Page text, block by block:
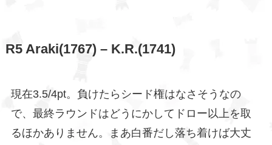
R5 Araki(1767) – K.R.(1741)
現在3.5/4pt。負けたらシード権はなさそうなの
で、最終ラウンドはどうにかしてドロー以上を取
るほかありません。まあ白番だし落ち着けば大丈